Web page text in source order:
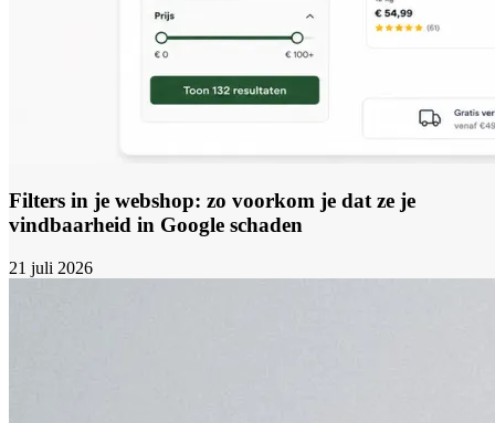
Filters in je webshop: zo voorkom je dat ze je
vindbaarheid in Google schaden
21 juli 2026